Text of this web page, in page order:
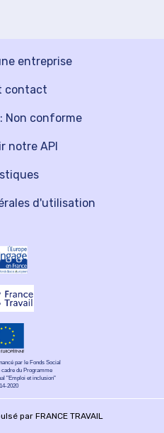
entreprise
notre API
contact
Non conforme
d'utilisation
par le Fonds Social
cadre du Programme
"Emploi et inclusion"
2020
par FRANCE TRAVAIL